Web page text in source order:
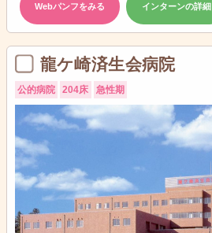
Webパンフをみる インターンの詳細
龍ケ崎済生会病院
公的病院 204床 急性期